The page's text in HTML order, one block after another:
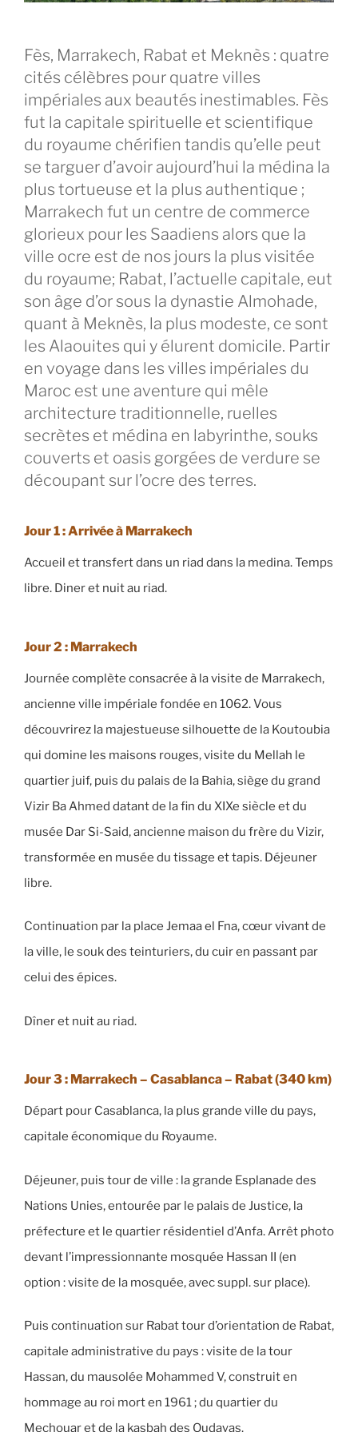
Fès, Marrakech, Rabat et Meknès : quatre
cités célèbres pour quatre villes
impériales aux beautés inestimables. Fès
fut la capitale spirituelle et scientifique
du royaume chérifien tandis qu’elle peut
se targuer d’avoir aujourd’hui la médina la
plus tortueuse et la plus authentique ;
Marrakech fut un centre de commerce
glorieux pour les Saadiens alors que la
ville ocre est de nos jours la plus visitée
du royaume; Rabat, l’actuelle capitale, eut
son âge d’or sous la dynastie Almohade,
quant à Meknès, la plus modeste, ce sont
les Alaouites qui y élurent domicile. Partir
en voyage dans les villes impériales du
Maroc est une aventure qui mêle
architecture traditionnelle, ruelles
secrètes et médina en labyrinthe, souks
couverts et oasis gorgées de verdure se
découpant sur l’ocre des terres.
Jour 1 : Arrivée à Marrakech
Accueil et transfert dans un riad dans la medina. Temps
libre. Diner et nuit au riad.
Jour 2 : Marrakech
Journée complète consacrée à la visite de Marrakech,
ancienne ville impériale fondée en 1062. Vous
découvrirez la majestueuse silhouette de la Koutoubia
qui domine les maisons rouges, visite du Mellah le
quartier juif, puis du palais de la Bahia, siège du grand
Vizir Ba Ahmed datant de la fin du XIXe siècle et du
musée Dar Si-Said, ancienne maison du frère du Vizir,
transformée en musée du tissage et tapis. Déjeuner
libre.
Continuation par la place Jemaa el Fna, cœur vivant de
la ville, le souk des teinturiers, du cuir en passant par
celui des épices.
Dîner et nuit au riad.
Jour 3 : Marrakech – Casablanca – Rabat(340 km)
Départ pour Casablanca, la plus grande ville du pays,
capitale économique du Royaume.
Déjeuner, puis tour de ville : la grande Esplanade des
Nations Unies, entourée par le palais de Justice, la
préfecture et le quartier résidentiel d’Anfa. Arrêt photo
devant l’impressionnante mosquée Hassan II (en
option : visite de la mosquée, avec suppl. sur place).
Puis continuation sur Rabat tour d’orientation de Rabat,
capitale administrative du pays : visite de la tour
Hassan, du mausolée Mohammed V, construit en
hommage au roi mort en 1961 ; du quartier du
Mechouar et de la kasbah des Oudayas.